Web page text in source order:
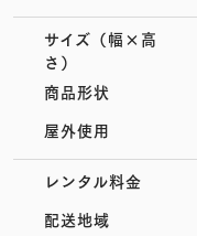
サイズ （幅×高
さ）
商品形状
屋外使用
レンタル料金
配送地域